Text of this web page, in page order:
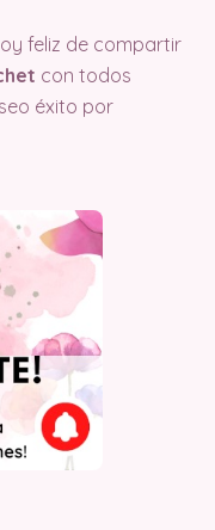
feliz de compartir
con todos
éxito por